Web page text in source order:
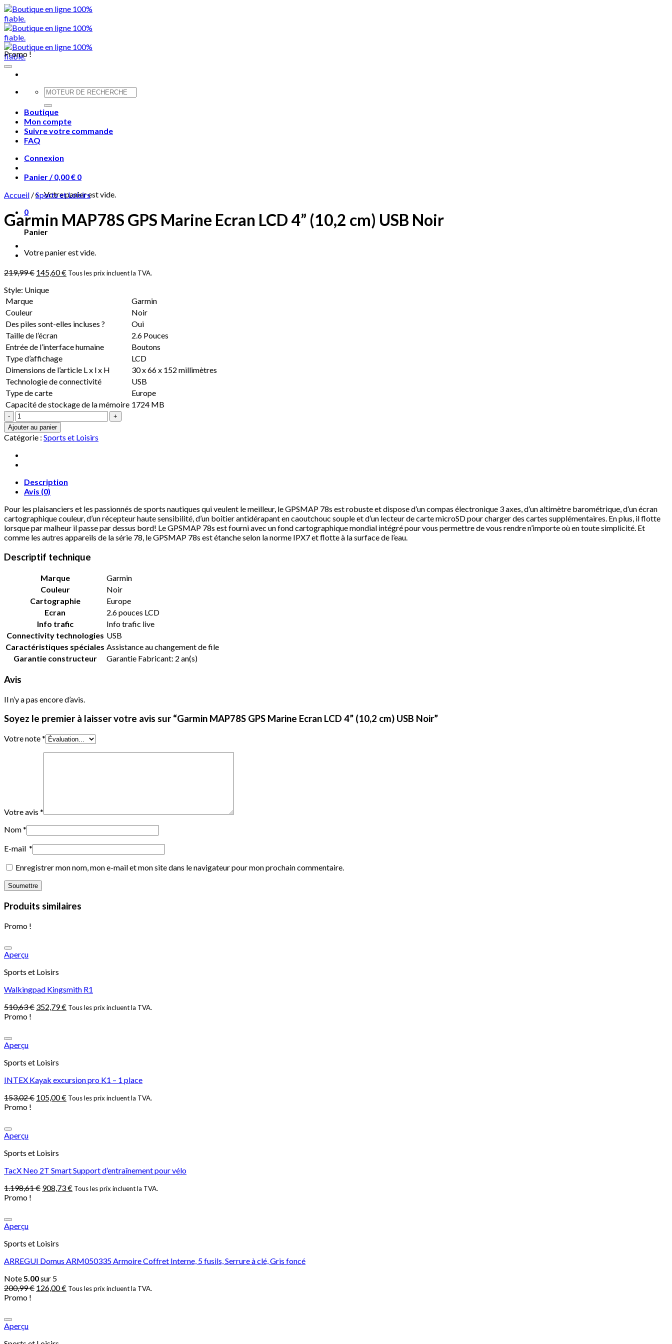
Skip
to
content
Recherche
pour :
Boutique
Mon compte
Suivre votre commande
FAQ
Connexion
Panier /0,00€ 0
Votre panier est vide.
0
Panier
Votre panier est vide.
Promo !
Accueil /Sports et Loisirs
Garmin MAP78S GPS Marine Ecran LCD 4” (10,2 cm) USB Noir
219,99€ 145,60€ Tous les prix incluent la TVA.
Style: Unique
Marque
Garmin
Couleur
Noir
Des piles sont-elles incluses ?
Oui
Taille de l’écran
2.6 Pouces
Entrée de l’interface humaine
Boutons
Type d’affichage
LCD
Dimensions de l’article L x l x H
30 x 66 x 152 millimètres
Technologie de connectivité
USB
Type de carte
Europe
Capacité de stockage de la mémoire 1724 MB
quantité
de
Garmin
MAP78S
GPS
Marine
LCD
4''
cm)
USB
Noir
Ajouter au panier
Catégorie : Sports et Loisirs
Description
Avis (0)
Pour les plaisanciers et les passionnés de sports nautiques qui veulent le meilleur, le GPSMAP 78s est robuste et dispose d’un compas électronique 3 axes, d’un altimètre barométrique, d’un écran
cartographique couleur, d’un récepteur haute sensibilité, d’un boitier antidérapant en caoutchouc souple et d’un lecteur de carte microSD pour charger des cartes supplémentaires. En plus, il flotte
lorsque par malheur il passe par dessus bord! Le GPSMAP 78s est fourni avec un fond cartographique mondial intégré pour vous permettre de vous rendre n’importe où en toute simplicité. Et
comme les autres appareils de la série 78, le GPSMAP 78s est étanche selon la norme IPX7 et flotte à la surface de l’eau.
Descriptif technique
Marque
‎Garmin
Couleur
‎Noir
Cartographie
‎Europe
Ecran
‎2.6 pouces LCD
Info trafic
‎Info trafic live
Connectivity technologies ‎USB
Caractéristiques spéciales ‎Assistance au changement de file
Garantie constructeur
‎Garantie Fabricant: 2 an(s)
Avis
Il n’y a pas encore d’avis.
Soyez le premier à laisser votre avis sur “Garmin MAP78S GPS Marine Ecran LCD 4” (10,2 cm) USB Noir”
Votre note*
Votre avis *
Nom*
E-mail *
Enregistrer mon nom, mon e-mail et mon site dans le navigateur pour mon prochain commentaire.
Produits similaires
Promo !
Aperçu
Sports et Loisirs
Walkingpad Kingsmith R1
510,63€ 352,79€ Tous les prix incluent la TVA.
Promo !
Aperçu
Sports et Loisirs
INTEX Kayak excursion pro K1 – 1 place
153,02€ 105,00€ Tous les prix incluent la TVA.
Promo !
Aperçu
Sports et Loisirs
TacX Neo 2T Smart Support d’entraînement pour vélo
1.198,61€ 908,73€ Tous les prix incluent la TVA.
Promo !
Aperçu
Sports et Loisirs
ARREGUI Domus ARM050335 Armoire Coffret Interne, 5 fusils, Serrure à clé, Gris foncé
Note 5.00sur 5
200,99€ 126,00€ Tous les prix incluent la TVA.
Promo !
Aperçu